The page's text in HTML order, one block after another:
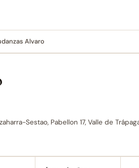
Alvaro
Sestao, Pabellon 17, Valle de